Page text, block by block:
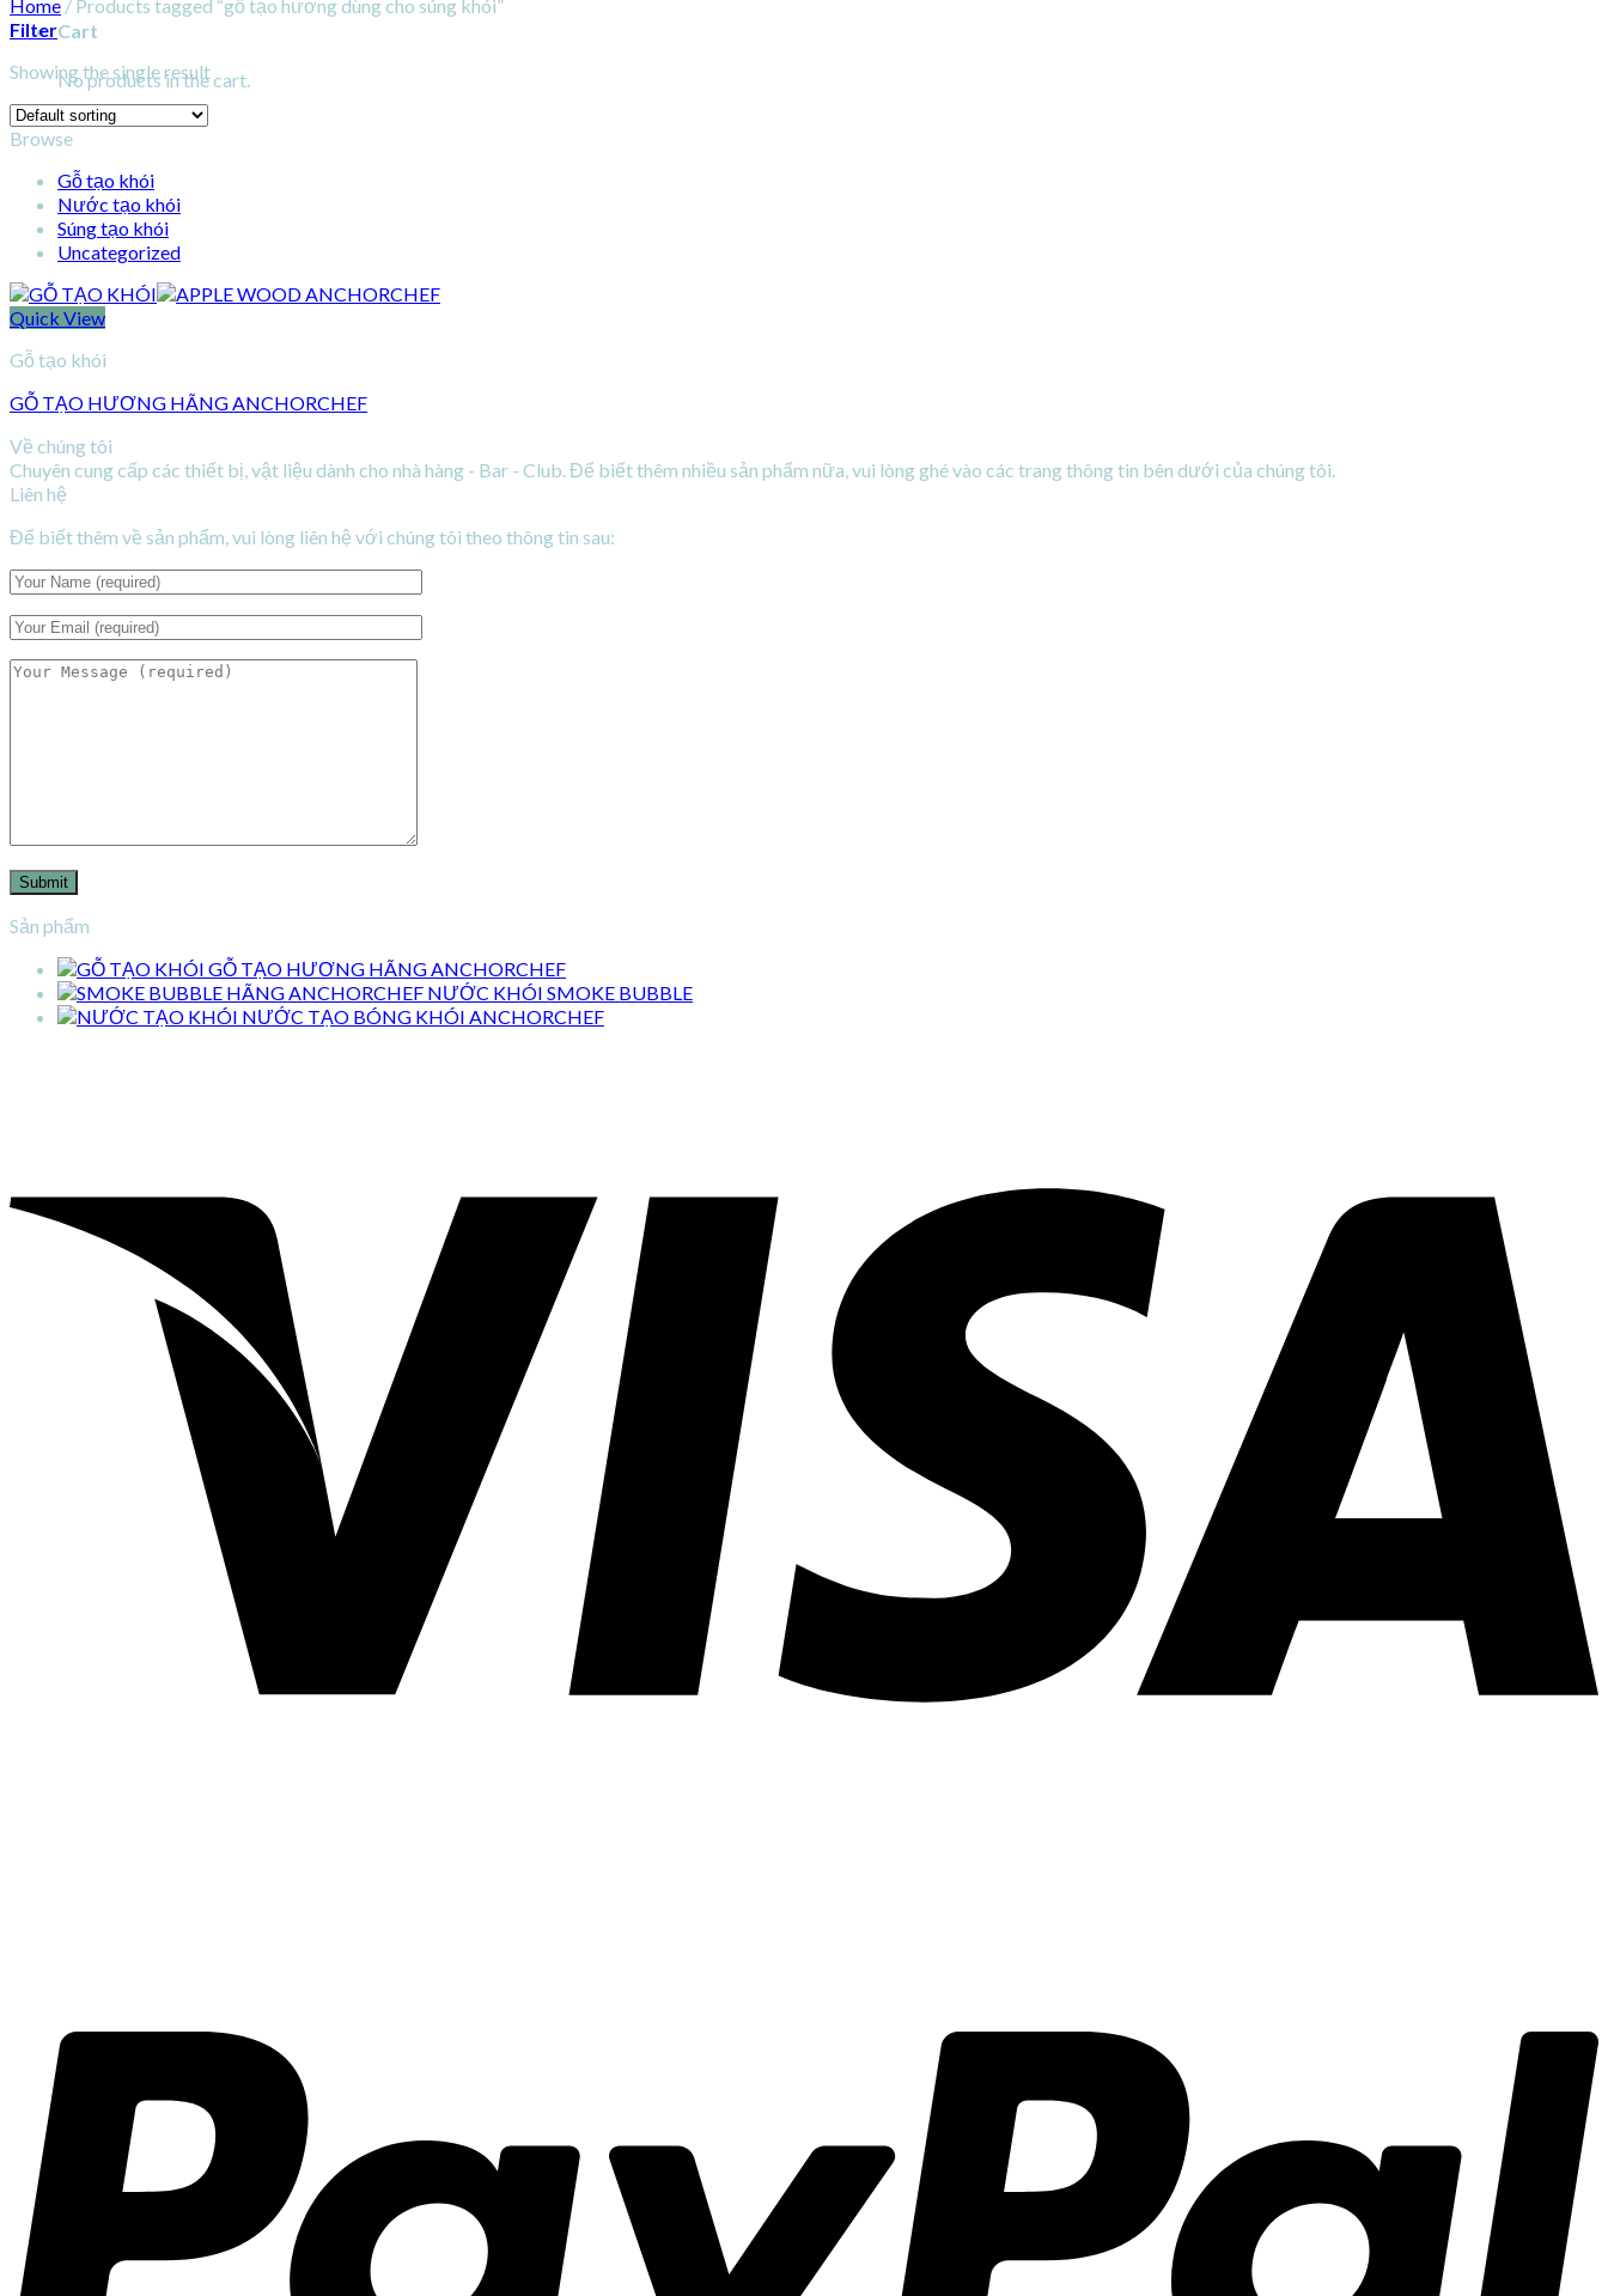
Cart
No products in the cart.
Home / Products tagged “gỗ tạo hương dùng cho súng khói”
Filter
Showing the single result
Browse
Gỗ tạo khói
Nước tạo khói
Súng tạo khói
Uncategorized
Quick View
Gỗ tạo khói
GỖ TẠO HƯƠNG HÃNG ANCHORCHEF
Về chúng tôi
Chuyên cung cấp các thiết bị, vật liệu dành cho nhà hàng - Bar - Club. Để biết thêm nhiều sản phẩm nữa, vui lòng ghé vào các trang thông tin bên dưới của chúng tôi.
Liên hệ
Để biết thêm về sản phẩm, vui lòng liên hệ với chúng tôi theo thông tin sau:
Sản phẩm
GỖ TẠO HƯƠNG HÃNG ANCHORCHEF
NƯỚC KHÓI SMOKE BUBBLE
NƯỚC TẠO BÓNG KHÓI ANCHORCHEF